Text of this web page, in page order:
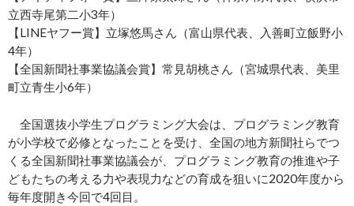
立西寺尾第二小3年）
【LINEヤフー賞】立塚悠馬さん（富山県代表、入善町立飯野小
4年）
【全国新聞社事業協議会賞】常見胡桃さん（宮城県代表、美里
町立青生小6年）
全国選抜小学生プログラミング大会は、プログラミング教育
が小学校で必修となったことを受け、全国の地方新聞社らでつ
くる全国新聞社事業協議会が、プログラミング教育の推進や子
どもたちの考える力や表現力などの育成を狙いに2020年度から
毎年度開き今回で4回目。